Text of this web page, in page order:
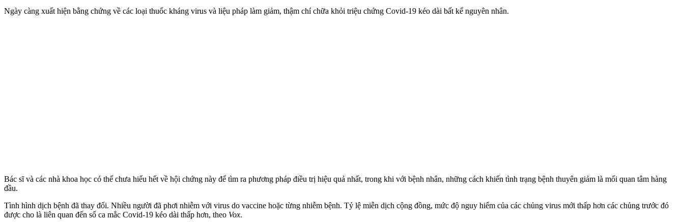
Ngày càng xuất hiện bằng chứng về các loại thuốc kháng virus và liệu pháp làm giảm, thậm chí chữa khỏi triệu chứng Covid-19 kéo dài bất kể nguyên nhân.
Bác sĩ và các nhà khoa học có thể chưa hiểu hết về hội chứng này để tìm ra phương pháp điều trị hiệu quả nhất, trong khi với bệnh nhân, những cách khiến tình trạng bệnh thuyên giảm là mối quan tâm hàng
đầu.
Tình hình dịch bệnh đã thay đổi. Nhiều người đã phơi nhiễm với virus do vaccine hoặc từng nhiễm bệnh. Tỷ lệ miễn dịch cộng đồng, mức độ nguy hiểm của các chủng virus mới thấp hơn các chủng trước đó
được cho là liên quan đến số ca mắc Covid-19 kéo dài thấp hơn, theo Vox.